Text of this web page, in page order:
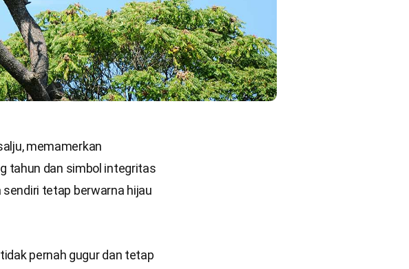
memamerkan
tahun dan simbol integritas
tetap berwarna hijau
pernah gugur dan tetap